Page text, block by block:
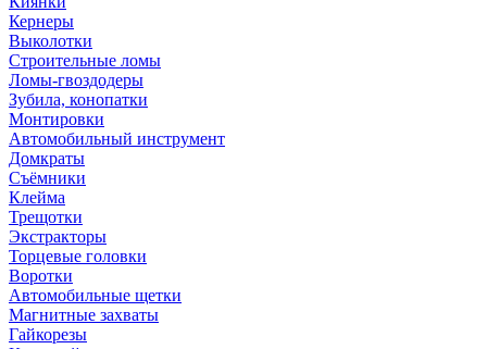
Кернеры
Выколотки
Строительные ломы
Ломы-гвоздодеры
Зубила, конопатки
Монтировки
Автомобильный инструмент
Домкраты
Съёмники
Клейма
Трещотки
Экстракторы
Торцевые головки
Воротки
Автомобильные щетки
Магнитные захваты
Гайкорезы